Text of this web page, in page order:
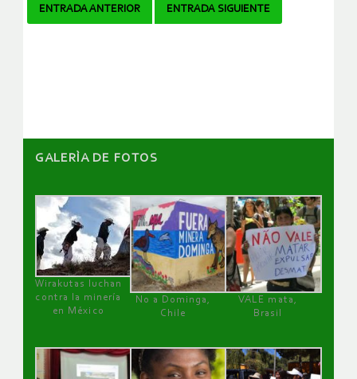
Navegador
ENTRADA ANTERIOR ENTRADA SIGUIENTE
GALERÌA DE FOTOS
Wirakutas luchan
contra la minería
en México
No a Dominga,
Chile
VALE mata,
Brasil